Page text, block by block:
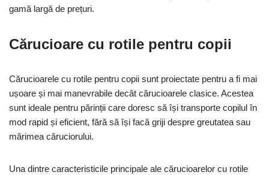
gamă largă de prețuri.
Cărucioare cu rotile pentru copii
Cărucioarele cu rotile pentru copii sunt proiectate pentru a fi mai
ușoare și mai manevrabile decât cărucioarele clasice. Acestea
sunt ideale pentru părinții care doresc să își transporte copilul în
mod rapid și eficient, fără să își facă griji despre greutatea sau
mărimea căruciorului.
Una dintre caracteristicile principale ale cărucioarelor cu rotile